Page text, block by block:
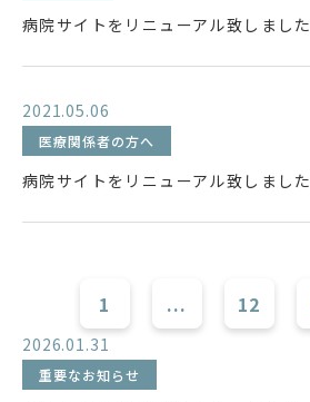
病院サイトをリニューアル致しました
2021.05.06
医療関係者の方へ
病院サイトをリニューアル致しました
1 ... 12
2026.01.31
重要なお知らせ